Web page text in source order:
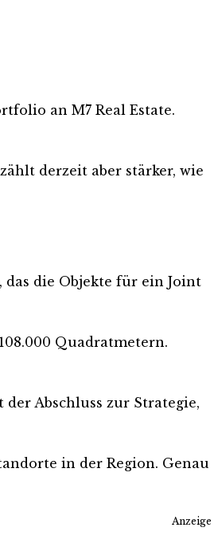
an M7 Real Estate.
derzeit aber stärker, wie
das die Objekte für ein Joint
Quadratmetern.
Abschluss zur Strategie,
in der Region. Genau
Anzeige